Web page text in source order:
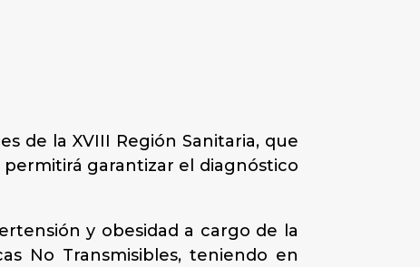
de la XVIII Región Sanitaria, que
permitirá garantizar el diagnóstico
y obesidad a cargo de la
No Transmisibles, teniendo en